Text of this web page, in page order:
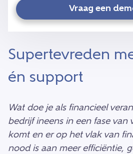
Vraag een
Supertevreden
én support
Wat doe je als financieel
bedrijf ineens in een fase van
komt en er op het vlak van
nood is aan meer efficiëntie,